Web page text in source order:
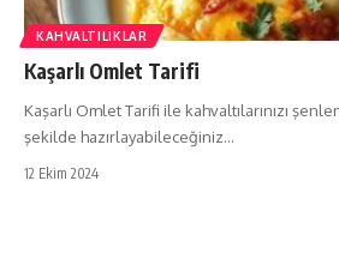
KAHVALTILIKLAR
Kaşarlı Omlet Tarifi
Kaşarlı Omlet Tarifi ile kahvaltılarınızı
şekilde hazırlayabileceğiniz…
12 Ekim 2024